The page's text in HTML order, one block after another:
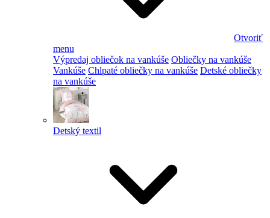
Otvoriť
menu
Výpredaj obliečok na vankúše Obliečky na vankúše
Vankúše Chlpaté obliečky na vankúše Detské obliečky
na vankúše
Detský textil